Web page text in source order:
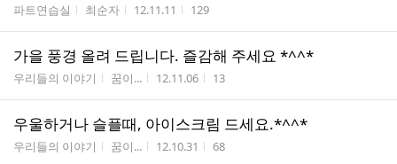
게시판명
파트연습실 작성자
최순자 작성시간
12.11.11 조회수
129
가을 풍경 올려 드립니다. 즐감해 주세요 *^^*
게시판명
우리들의 이야기 작성자
꿈이... 작성시간
12.11.06 조회수
13
우울하거나 슬플때, 아이스크림 드세요.*^^*
게시판명
우리들의 이야기 작성자
꿈이... 작성시간
12.10.31 조회수
68